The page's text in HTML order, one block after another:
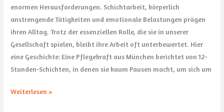
enormen Herausforderungen. Schichtarbeit, körperlich
anstrengende Tätigkeiten und emotionale Belastungen prägen
ihren Alltag. Trotz der essenziellen Rolle, die sie in unserer
Gesellschaft spielen, bleibt ihre Arbeit oft unterbewertet. Hier
eine Geschichte: Eine Pflegekraft aus München berichtet von 12-
Stunden-Schichten, in denen sie kaum Pausen macht, um sich um
Weiterlesen »